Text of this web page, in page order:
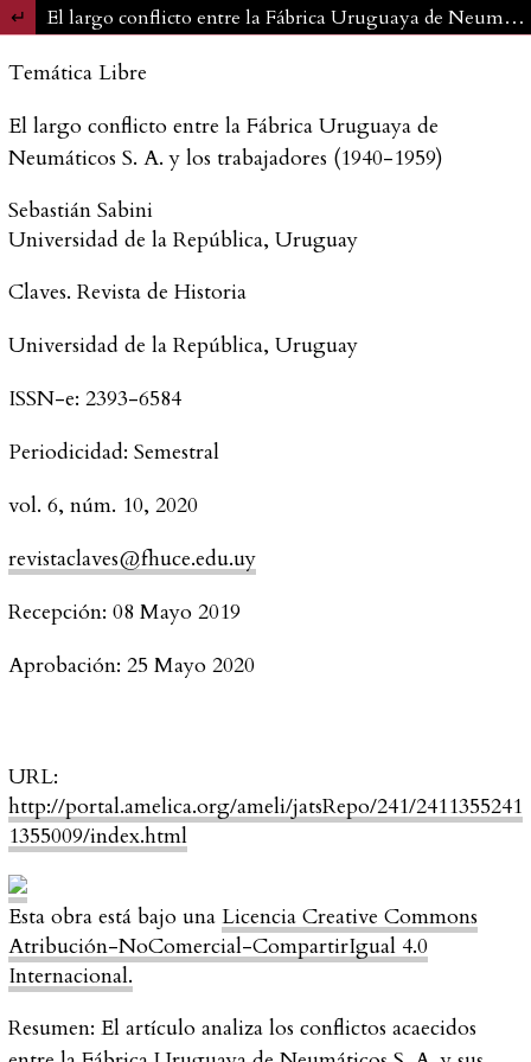
Volver a los detalles del artículo El largo conflicto entre la Fábrica Uruguaya de Neumáticos S. A. y los trabajadores (1940-1959)